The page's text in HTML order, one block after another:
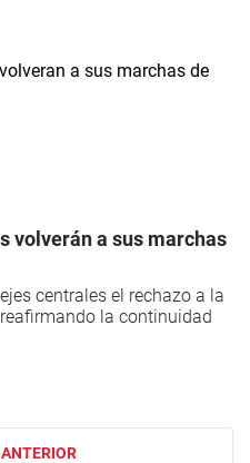
volverán a sus marchas
centrales el rechazo a la
la continuidad